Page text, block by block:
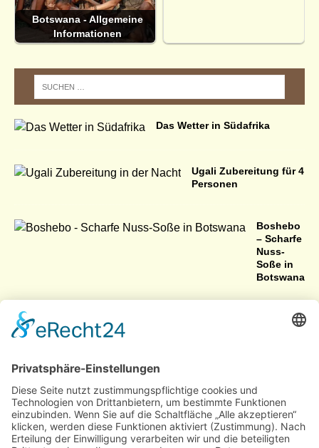
Botswana - Allgemeine
Informationen
Das Wetter in Südafrika
Ugali Zubereitung für 4
Personen
Boshebo
– Scharfe
Nuss-
Soße in
Botswana
Namibische Spezialität
Botswana mit Auto, Bus und Fähre